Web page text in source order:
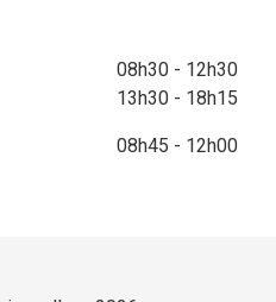
08h30 - 12h30
13h30 - 18h15
08h45 - 12h00